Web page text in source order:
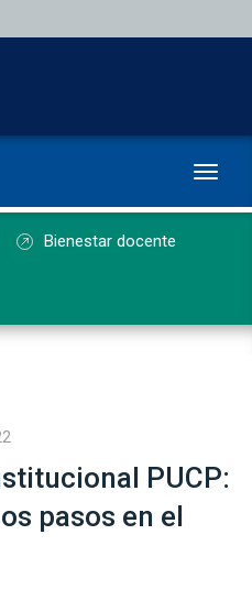
Bienestar docente
PUCP:
pasos en el